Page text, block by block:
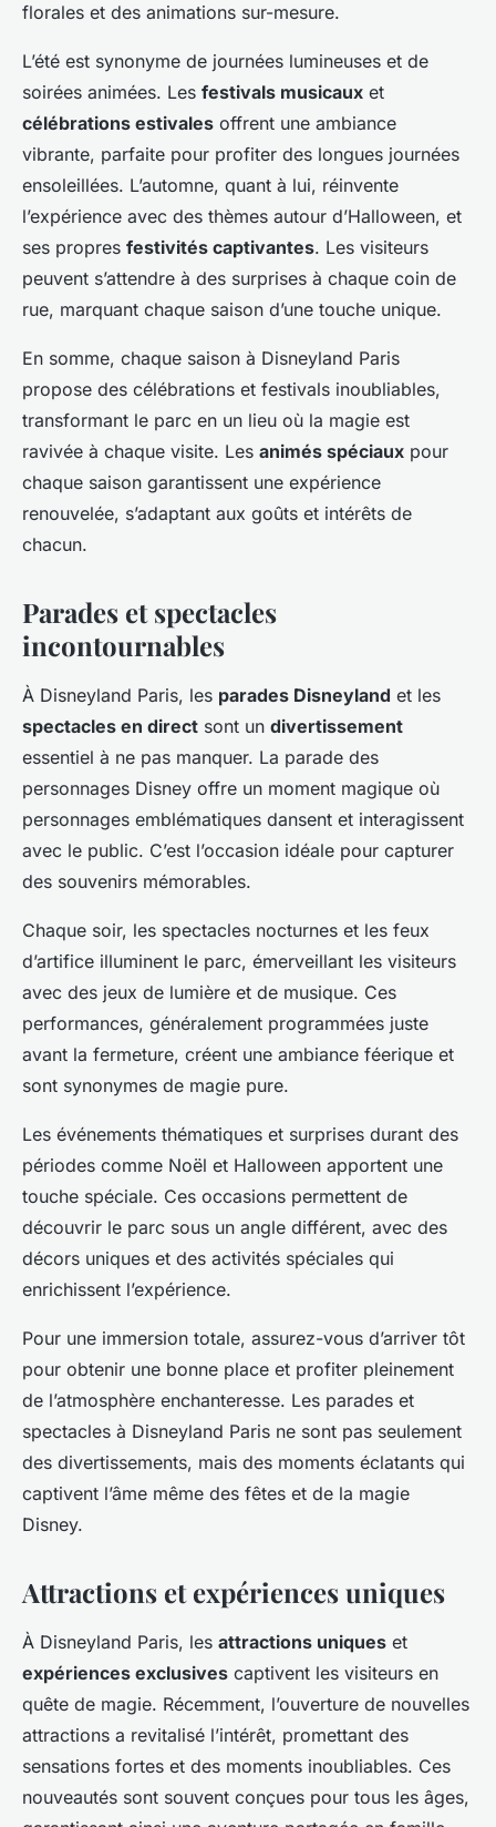
florales et des animations sur-mesure.
L’été est synonyme de journées lumineuses et de
soirées animées. Les festivals musicaux et
célébrations estivales offrent une ambiance
vibrante, parfaite pour profiter des longues journées
ensoleillées. L’automne, quant à lui, réinvente
l’expérience avec des thèmes autour d’Halloween, et
ses propres festivités captivantes. Les visiteurs
peuvent s’attendre à des surprises à chaque coin de
rue, marquant chaque saison d’une touche unique.
En somme, chaque saison à Disneyland Paris
propose des célébrations et festivals inoubliables,
transformant le parc en un lieu où la magie est
ravivée à chaque visite. Les animés spéciaux pour
chaque saison garantissent une expérience
renouvelée, s’adaptant aux goûts et intérêts de
chacun.
Parades et spectacles
incontournables
À Disneyland Paris, les parades Disneyland et les
spectacles en direct sont un divertissement
essentiel à ne pas manquer. La parade des
personnages Disney offre un moment magique où
personnages emblématiques dansent et interagissent
avec le public. C’est l’occasion idéale pour capturer
des souvenirs mémorables.
Chaque soir, les spectacles nocturnes et les feux
d’artifice illuminent le parc, émerveillant les visiteurs
avec des jeux de lumière et de musique. Ces
performances, généralement programmées juste
avant la fermeture, créent une ambiance féerique et
sont synonymes de magie pure.
Les événements thématiques et surprises durant des
périodes comme Noël et Halloween apportent une
touche spéciale. Ces occasions permettent de
découvrir le parc sous un angle différent, avec des
décors uniques et des activités spéciales qui
enrichissent l’expérience.
Pour une immersion totale, assurez-vous d’arriver tôt
pour obtenir une bonne place et profiter pleinement
de l’atmosphère enchanteresse. Les parades et
spectacles à Disneyland Paris ne sont pas seulement
des divertissements, mais des moments éclatants qui
captivent l’âme même des fêtes et de la magie
Disney.
Attractions et expériences uniques
À Disneyland Paris, les attractions uniques et
expériences exclusives captivent les visiteurs en
quête de magie. Récemment, l’ouverture de nouvelles
attractions a revitalisé l’intérêt, promettant des
sensations fortes et des moments inoubliables. Ces
nouveautés sont souvent conçues pour tous les âges,